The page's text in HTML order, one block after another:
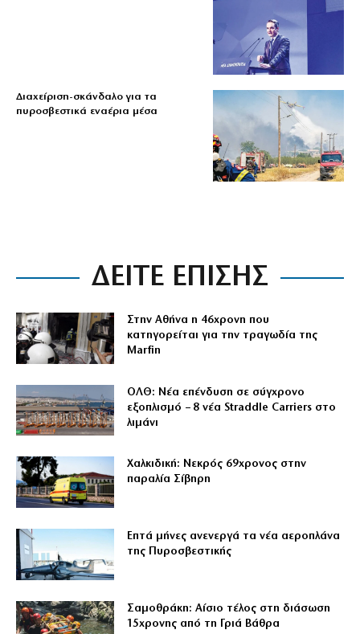
Διαχείριση-σκάνδαλο για τα
πυροσβεστικά εναέρια μέσα
ΔΕΙΤΕ ΕΠΙΣΗΣ
Στην Αθήνα η 46χρονη που
κατηγορείται για την τραγωδία της
Marfin
ΟΛΘ: Νέα επένδυση σε σύγχρονο
εξοπλισμό – 8 νέα Straddle Carriers στο
λιμάνι
Χαλκιδική: Νεκρός 69χρονος στην
παραλία Σίβηρη
Επτά μήνες ανενεργά τα νέα αεροπλάνα
της Πυροσβεστικής
Σαμοθράκη: Αίσιο τέλος στη διάσωση
15χρονης από τη Γριά Βάθρα